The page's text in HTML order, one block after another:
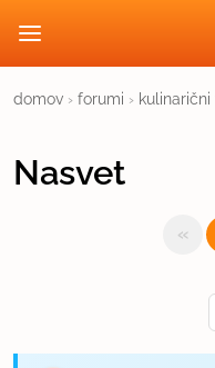
domov › forumi ›
Nasvet
«